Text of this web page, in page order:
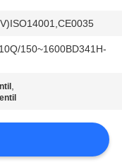
150~1600BD341H-
,